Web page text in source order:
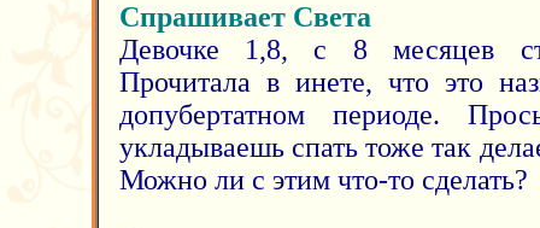
Спрашивает Света
Девочке 1,8, с 8 месяцев
Прочитала в инете, что это
допубертатном периоде.
укладываешь спать тоже так
Можно ли с этим что-то сделать?